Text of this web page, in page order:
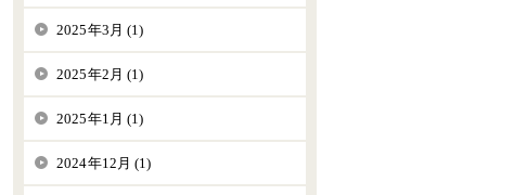
2025年3月 (1)
2025年2月 (1)
2025年1月 (1)
2024年12月 (1)